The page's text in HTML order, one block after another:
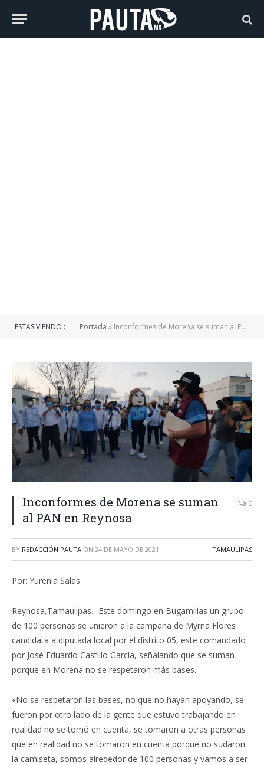
ESTAS VIENDO : Portada » Inconformes de Morena se suman al PAN en Reynosa
Inconformes de Morena se suman
al PAN en Reynosa
0
BY REDACCIÓN PAUTA ON 24 DE MAYO DE 2021 TAMAULIPAS
Por: Yurenia Salas
Reynosa,Tamaulipas.- Este domingo en Bugamilias un grupo
de 100 personas se unieron a la campaña de Myrna Flores
candidata a diputada local por el distrito 05, este comandado
por José Eduardo Castillo García, señalando que se suman
porque en Morena no se respetaron más bases.
«No se respetaron las bases, no que no hayan apoyando, se
fueron por otro lado de la gente que estuvo trabajando en
realidad no se tomó en cuenta, se tomaron a otras personas
que en realidad no se tomaron en cuenta porque no sudaron
la camiseta, somos alrededor de 100 personas y vamos a ser